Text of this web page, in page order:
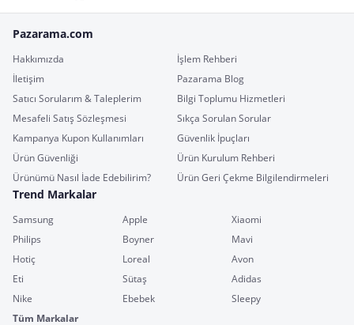
Pazarama.com
Hakkımızda
İşlem Rehberi
İletişim
Pazarama Blog
Satıcı Sorularım & Taleplerim
Bilgi Toplumu Hizmetleri
Mesafeli Satış Sözleşmesi
Sıkça Sorulan Sorular
Kampanya Kupon Kullanımları
Güvenlik İpuçları
Ürün Güvenliği
Ürün Kurulum Rehberi
Ürünümü Nasıl İade Edebilirim?
Ürün Geri Çekme Bilgilendirmeleri
Trend Markalar
Samsung Apple
Xiaomi
Philips
Boyner
Mavi
Hotiç
Loreal
Avon
Eti
Sütaş
Adidas
Nike
Ebebek
Sleepy
Tüm Markalar